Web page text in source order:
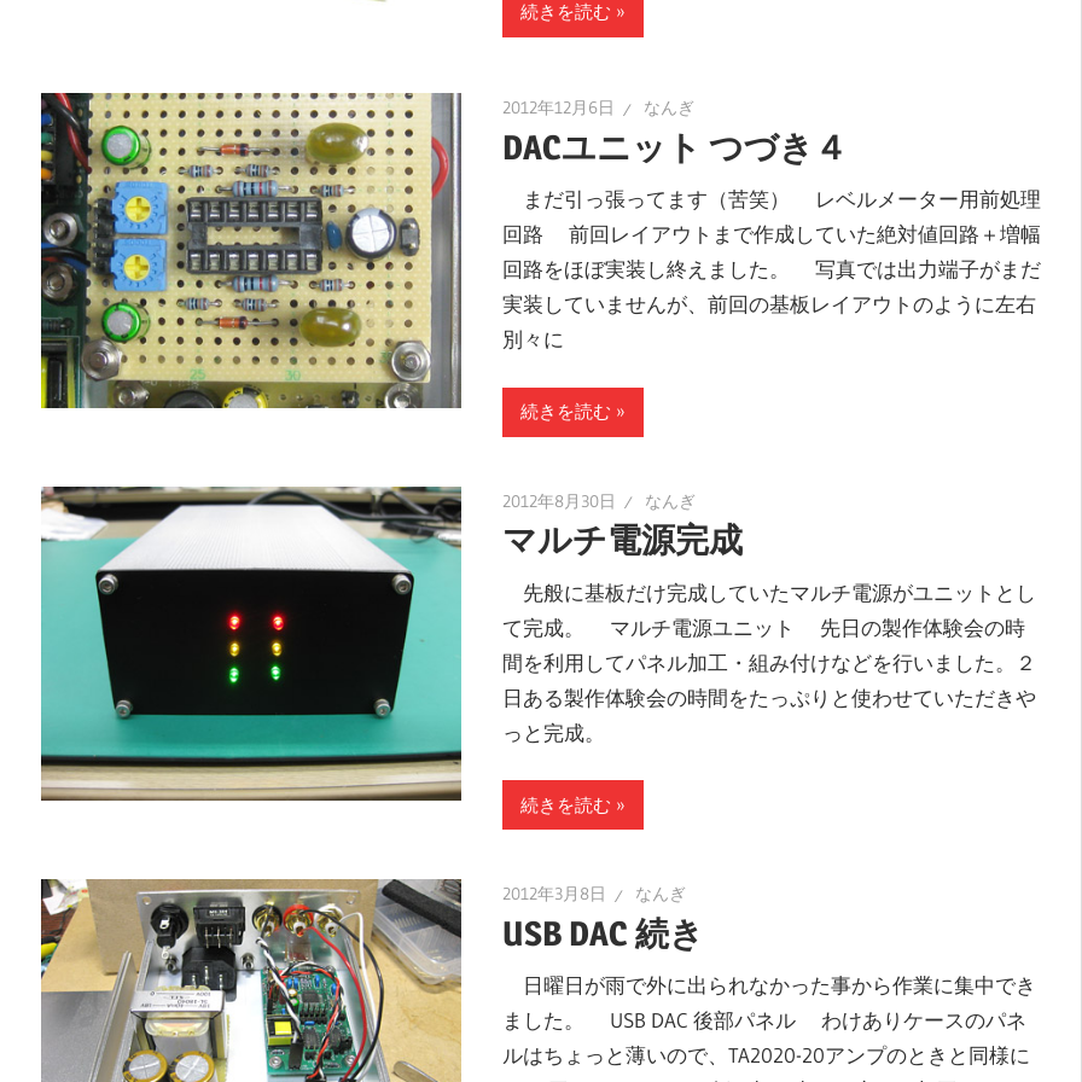
続きを読む
2012年12月6日 なんぎ
DACユニット つづき４
まだ引っ張ってます（苦笑） レベルメーター用前処理
回路 前回レイアウトまで作成していた絶対値回路＋増幅
回路をほぼ実装し終えました。 写真では出力端子がまだ
実装していませんが、前回の基板レイアウトのように左右
別々に
続きを読む
2012年8月30日 なんぎ
マルチ電源完成
先般に基板だけ完成していたマルチ電源がユニットとし
て完成。 マルチ電源ユニット 先日の製作体験会の時
間を利用してパネル加工・組み付けなどを行いました。２
日ある製作体験会の時間をたっぷりと使わせていただきや
っと完成。
続きを読む
2012年3月8日 なんぎ
USB DAC 続き
日曜日が雨で外に出られなかった事から作業に集中でき
ました。 USB DAC 後部パネル わけありケースのパネ
ルはちょっと薄いので、TA2020-20アンプのときと同様に